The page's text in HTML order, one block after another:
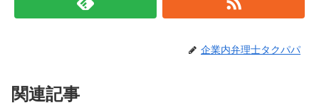
企業内弁理士タクパパ
関連記事